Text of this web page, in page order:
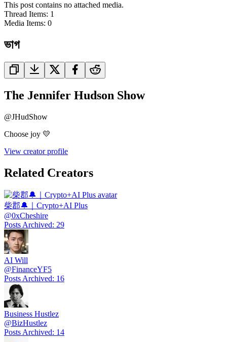
This post contains no attached media.
Thread Items: 1
Media Items: 0
ভাগ
The Jennifer Hudson Show
@JHudShow
Choose joy 💛
View creator profile
Related Creators
柴郡🔔｜Crypto+AI Plus
@0xCheshire
Posts Archived: 29
AI Will
@FinanceYF5
Posts Archived: 16
Business Hustlez
@BizHustlez
Posts Archived: 14